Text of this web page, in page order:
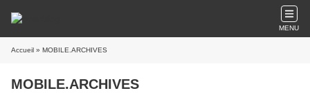
MENU
Accueil » MOBILE.ARCHIVES
MOBILE.ARCHIVES